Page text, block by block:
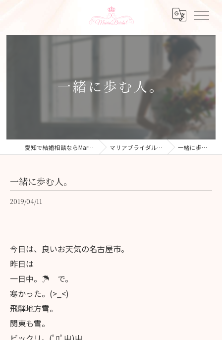
一緒に歩む人。
愛知で結婚相談ならMaria Bridal マリアブライダルブログ 一緒に歩む人。
一緒に歩む人。
2019/04/11
今日は、良いお天気の名古屋市。
昨日は
一日中。☂ で。
寒かった。(>_<)
飛騨地方雪。
関東も雪。